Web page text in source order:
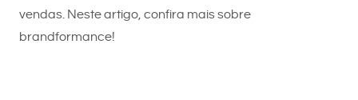
vendas. Neste artigo, confira mais sobre
brandformance!